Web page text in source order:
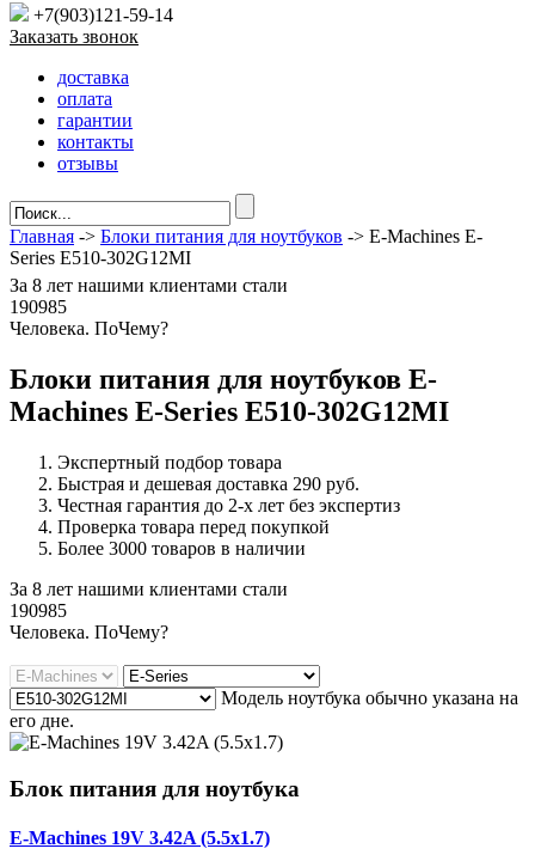
+7(903)121-59-14
Заказать звонок
доставка
оплата
гарантии
контакты
отзывы
Главная -> Блоки питания для ноутбуков -> E-Machines E-
Series E510-302G12MI
За 8 лет нашими клиентами стали
190985
Человека. ПоЧему?
Блоки питания для ноутбуков E-
Machines E-Series E510-302G12MI
Экспертный подбор товара
Быстрая и дешевая доставка 290 руб.
Честная гарантия до 2-х лет без экспертиз
Проверка товара перед покупкой
Более 3000 товаров в наличии
За 8 лет нашими клиентами стали
190985
Человека. ПоЧему?
Модель ноутбука обычно указана на
его дне.
Блок питания для ноутбука
E-Machines 19V 3.42A (5.5x1.7)